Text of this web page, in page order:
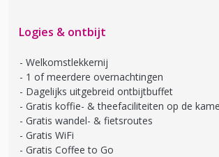
Logies & ontbijt
Welkomstlekkernij
1 of meerdere overnachtingen
Dagelijks uitgebreid ontbijtbuffet
Gratis koffie- & theefaciliteiten op de
Gratis wandel- & fietsroutes
Gratis WiFi
Gratis Coffee to Go